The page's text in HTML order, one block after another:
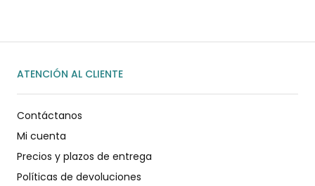
ATENCIÓN AL CLIENTE
Contáctanos
Mi cuenta
Precios y plazos de entrega
Políticas de devoluciones